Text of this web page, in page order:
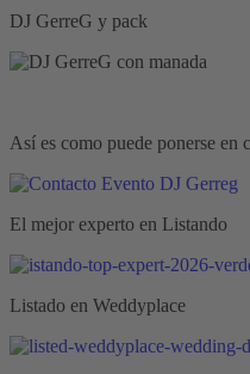
DJ GerreG y pack
Así es como puede ponerse en
El mejor experto en Listando
Listado en Weddyplace